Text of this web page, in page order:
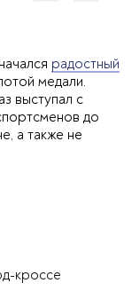
радостный
медали.
выступал с
до
а также не
кроссе